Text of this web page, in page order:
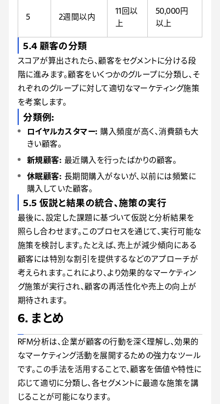
5 2週間以内
11回以
上
50,000円
以上
5.4 顧客の分類
スコアが算出されたら、顧客をセグメントに分ける段
階に進みます。顧客をいくつかのグループに分類し、そ
れぞれのグループに対して適切なマーケティング施策
を考案します。
分類例:
ロイヤルカスタマー: 購入頻度が高く、消費額も大
きい顧客。
新規顧客: 最近購入を行ったばかりの顧客。
休眠顧客: 長期間購入がないが、以前には頻繁に
購入していた顧客。
5.5 仮説と結果の統合、施策の実行
最後に、設定した課題に基づいて仮説と分析結果を
照らし合わせます。このプロセスを通じて、実行可能な
施策を検討します。たとえば、売上が減少傾向にある
顧客には特別な割引を提供するなどのアプローチが
考えられます。これにより、より効果的なマーケティン
グ施策が実行され、顧客の再活性化や売上の向上が
期待されます。
6. まとめ
RFM分析は、企業が顧客の行動を深く理解し、効果的
なマーケティング活動を展開するための強力なツール
です。この手法を活用することで、顧客を価値や特性に
応じて適切に分類し、各セグメントに最適な施策を講
じることが可能になります。